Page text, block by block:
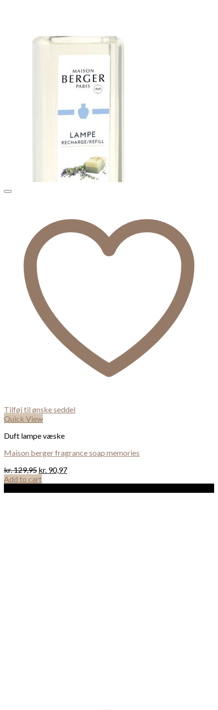
Tilføj til ønske seddel
Quick View
Duft lampe væske
Maison berger fragrance soap memories
kr.129,95 kr. 90,97
Add to cart